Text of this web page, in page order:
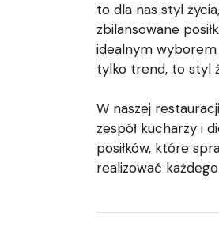
to dla nas styl
zbilansowane
idealnym wyborem
tylko trend, to styl
W naszej
zespół kucharzy i
posiłków, które
realizować